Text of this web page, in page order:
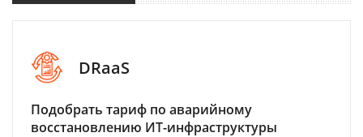
DRaaS
Подобрать тариф по аварийному
восстановлению ИТ-инфраструктуры